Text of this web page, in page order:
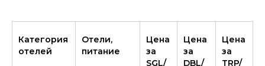
Категория
отелей
Отели,
питание
Цена
за
SGL/
Цена
за
DBL/
Цена
за
TRP/